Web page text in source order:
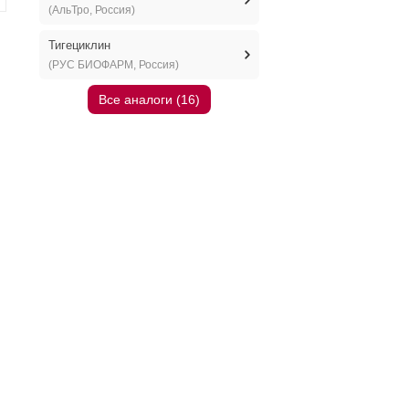
(АльТро, Россия)
Тигециклин
(РУС БИОФАРМ, Россия)
Все аналоги (16)